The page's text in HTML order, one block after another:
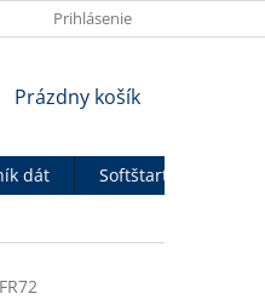
VÝHODY PRE B2B PARTNEROV
Prihlásenie
NÁKUPNÝ
Prázdny košík
dát Softštartéry